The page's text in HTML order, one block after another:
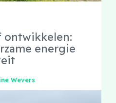
ontwikkelen:
energie
Wevers